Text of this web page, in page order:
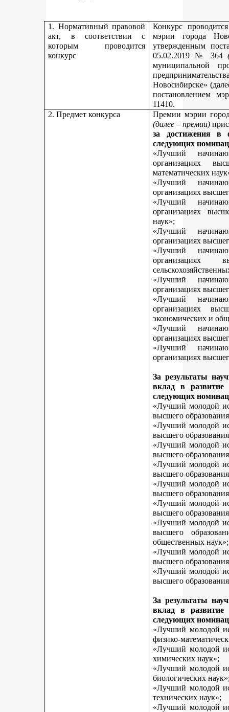
1. Нормативный правовой
акт, в соответствии с
которым проводится
конкурс
Конкурс
мэрии города
утвержденным
05.02.2019 № 364
муниципальной
Новосибирске»
постановлением
11410.
2. Предмет конкурса
Премии мэрии
(далее – премии)
за достижения в
следующих
«Лучший
организациях
математических
«Лучший
организациях
«Лучший
организациях
наук»;
«Лучший
организациях
«Лучший
организациях
«Лучший
организациях
«Лучший
организациях
экономических и
«Лучший
организациях
«Лучший
организациях
За результаты
вклад в развитие
следующих
«Лучший молодой
высшего
«Лучший молодой
высшего
«Лучший молодой
высшего
«Лучший молодой
высшего
«Лучший молодой
высшего
«Лучший молодой
высшего
«Лучший молодой
высшего
общественных наук»;
«Лучший молодой
высшего
«Лучший молодой
высшего
За результаты
вклад в развитие
следующих
«Лучший молодой
физико-
«Лучший молодой
химических наук»;
«Лучший молодой
биологических
«Лучший молодой
технических наук»;
«Лучший молодой